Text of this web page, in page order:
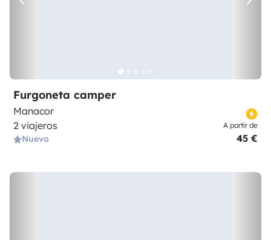
Furgoneta camper
Manacor
2 viajeros
Nuevo
A partir de
45 €